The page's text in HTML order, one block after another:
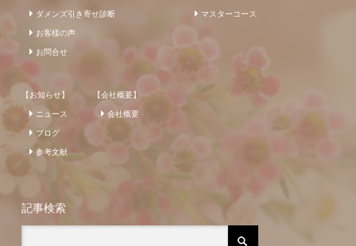
ダメンズ引き寄せ診断
お客様の声
お問合せ
マスターコース
【お知らせ】
ニュース
ブログ
参考文献
【会社概要】
会社概要
記事検索